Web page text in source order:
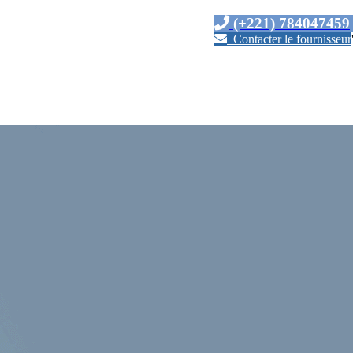
(+221) 784047459
Contacter le fournisseur'